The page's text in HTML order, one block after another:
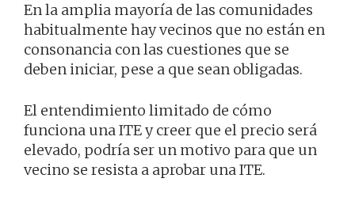
En la amplia mayoría de las comunidades
habitualmente hay vecinos que no están en
consonancia con las cuestiones que se
deben iniciar, pese a que sean obligadas.
El entendimiento limitado de cómo
funciona una ITE y creer que el precio será
elevado, podría ser un motivo para que un
vecino se resista a aprobar una ITE.